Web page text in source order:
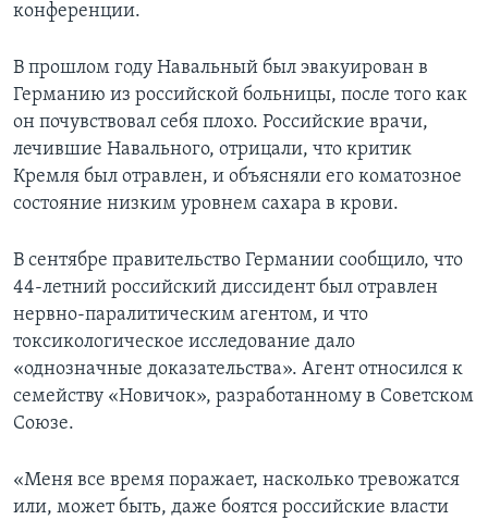
конференции.
В прошлом году Навальный был эвакуирован в
Германию из российской больницы, после того как
он почувствовал себя плохо. Российские врачи,
лечившие Навального, отрицали, что критик
Кремля был отравлен, и объясняли его коматозное
состояние низким уровнем сахара в крови.
В сентябре правительство Германии сообщило, что
44-летний российский диссидент был отравлен
нервно-паралитическим агентом, и что
токсикологическое исследование дало
«однозначные доказательства». Агент относился к
семейству «Новичок», разработанному в Советском
Союзе.
«Меня все время поражает, насколько тревожатся
или, может быть, даже боятся российские власти